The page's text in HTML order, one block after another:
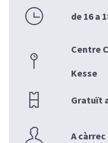
de 16 a
Centre
Kesse
Gratuït
A càrrec